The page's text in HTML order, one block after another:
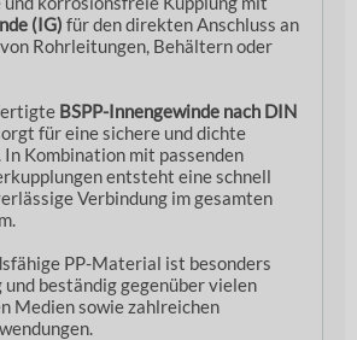
(IG) für den direkten Anschluss an
Rohrleitungen, Behältern oder
BSPP-Innengewinde nach DIN
für eine sichere und dichte
In Kombination mit passenden
entsteht eine schnell
Verbindung im gesamten
PP-Material ist besonders
beständig gegenüber vielen
Medien sowie zahlreichen